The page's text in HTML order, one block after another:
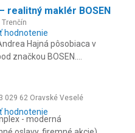
hodnotenie
realitný maklér BOSEN
Trenčín
Hajná pôsobiaca v
značkou BOSEN.
a oceňov...
hodnotenie
029 62 Oravské Veselé
- moderná